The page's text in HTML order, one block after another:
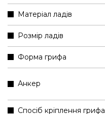
Матеріал ладів
Розмір ладів
Форма грифа
Анкер
Спосіб кріплення грифа